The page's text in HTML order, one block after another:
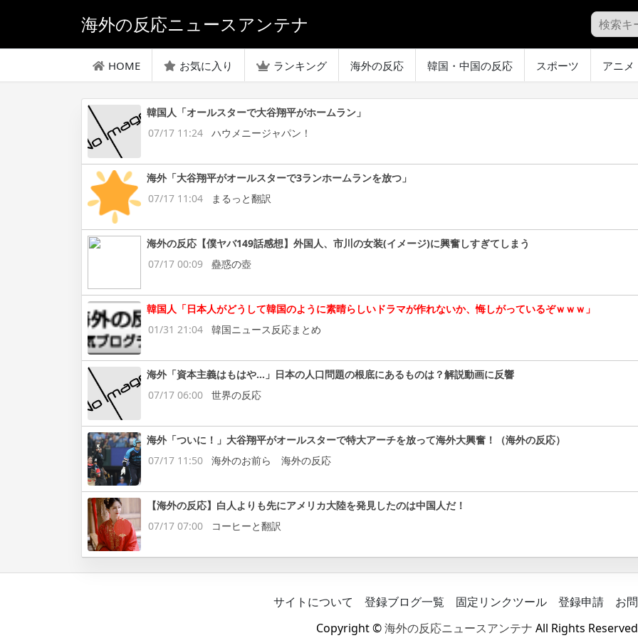
海外の反応ニュースアンテナ
HOME お気に入り ランキング 海外の反応 韓国・中国の反応 スポーツ アニメ
韓国人「オールスターで大谷翔平がホームラン」
07/17 11:24
ハウメニージャパン！
海外「大谷翔平がオールスターで3ランホームランを放つ」
07/17 11:04
まるっと翻訳
海外の反応【僕ヤバ149話感想】外国人、市川の女装(イメージ)に興奮しすぎてしまう
07/17 00:09
蠱惑の壺
韓国人「日本人がどうして韓国のように素晴らしいドラマが作れないか、悔しがっているぞｗｗｗ」
01/31 21:04
韓国ニュース反応まとめ
海外「資本主義はもはや…」日本の人口問題の根底にあるものは？解説動画に反響
07/17 06:00
世界の反応
海外「ついに！」大谷翔平がオールスターで特大アーチを放って海外大興奮！（海外の反応）
07/17 11:50
海外のお前ら 海外の反応
【海外の反応】白人よりも先にアメリカ大陸を発見したのは中国人だ！
07/17 07:00
コーヒーと翻訳
サイトについて 登録ブログ一覧 固定リンクツール 登録申請
お
Copyright ©海外の反応ニュースアンテナ All Rights